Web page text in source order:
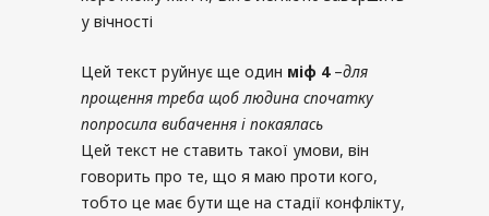
у вічності
Цей текст руйнує ще один міф 4 –для
прощення треба щоб людина спочатку
попросила вибачення і покаялась
Цей текст не ставить такої умови, він
говорить про те, що я маю проти кого,
тобто це має бути ще на стадії конфлікту,